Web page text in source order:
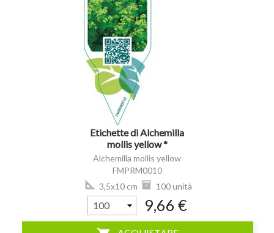
Etichette di Alchemilla
mollis yellow *
Alchemilla mollis yellow
FMPRM0010
3,5x10 cm
100 unità
9,66 €